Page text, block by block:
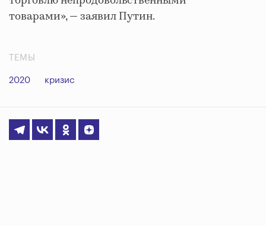
товарами», — заявил Путин.
ТЕМЫ
2020 кризис